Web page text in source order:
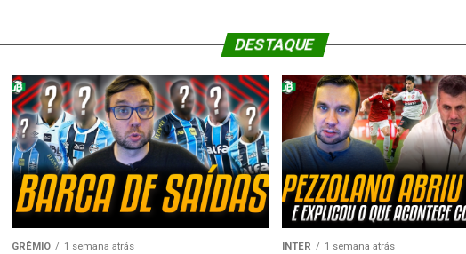
DESTAQUE
GRÊMIO 1 semana atrás INTER 1 semana atrás